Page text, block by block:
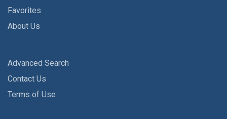
Favorites
About Us
Advanced Search
Contact Us
Terms of Use